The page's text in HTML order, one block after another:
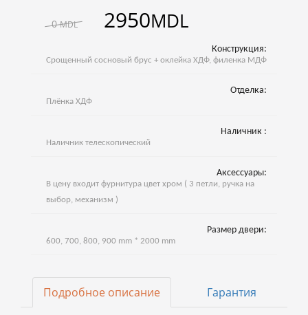
0MDL 2950MDL
Конструкция:
Cрощенный сосновый брус + оклейка ХДФ, филенка МДФ
Отделка:
Плёнка ХДФ
Наличник :
Наличник телескопический
Аксессуары:
В цену входит фурнитура цвет хром ( 3 петли, ручка на
выбор, механизм )
Размер двери:
600, 700, 800, 900 mm * 2000 mm
Подробное описание Гарантия